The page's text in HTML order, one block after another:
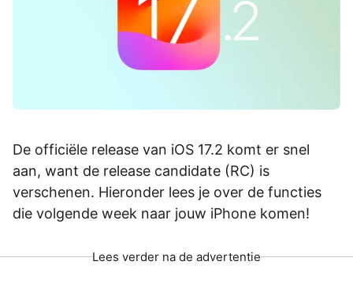
De officiële release van iOS 17.2 komt er snel
aan, want de release candidate (RC) is
verschenen. Hieronder lees je over de functies
die volgende week naar jouw iPhone komen!
Lees verder na de advertentie